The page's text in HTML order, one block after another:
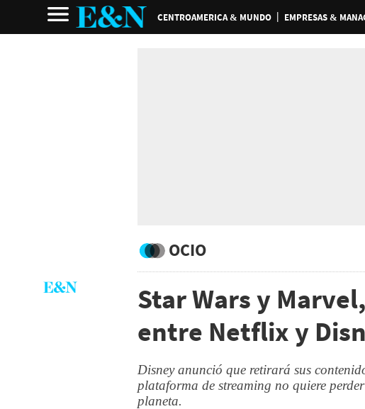
CENTROAMERICA & MUNDO EMPRESAS &
OCIO
Star Wars y
entre Netflix y
Disney anunció que retirará sus
plataforma de streaming no quiere
planeta.